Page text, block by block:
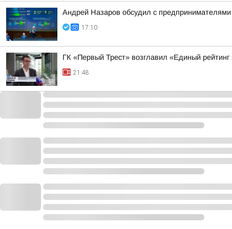
Андрей Назаров обсудил с
17:10
ГК «Первый Трест» возглавил «Единый
21:48